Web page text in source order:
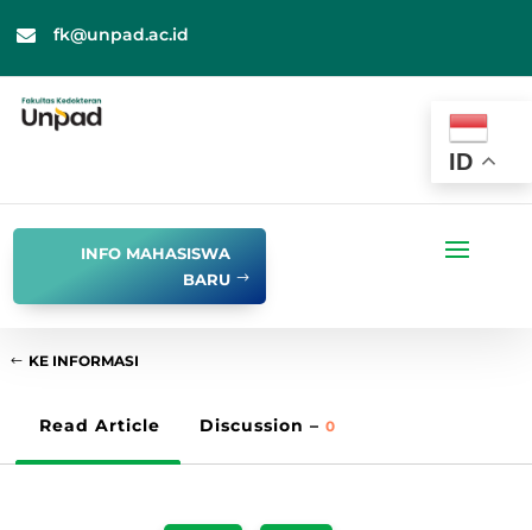
 fk@unpad.ac.id
ID
INFO MAHASISWA
BARU
KE INFORMASI
Read Article Discussion – 0